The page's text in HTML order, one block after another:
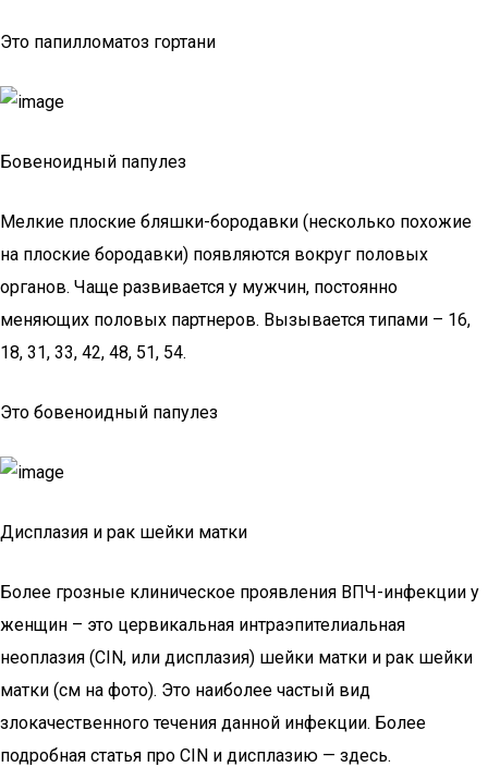
Это папилломатоз гортани
Бовеноидный папулез
Мелкие плоские бляшки-бородавки (несколько похожие
на плоские бородавки) появляются вокруг половых
органов. Чаще развивается у мужчин, постоянно
меняющих половых партнеров. Вызывается типами – 16,
18, 31, 33, 42, 48, 51, 54.
Это бовеноидный папулез
Дисплазия и рак шейки матки
Более грозные клиническое проявления ВПЧ-инфекции у
женщин – это цервикальная интраэпителиальная
неоплазия (CIN, или дисплазия) шейки матки и рак шейки
матки (см на фото). Это наиболее частый вид
злокачественного течения данной инфекции. Более
подробная статья про CIN и дисплазию — здесь.